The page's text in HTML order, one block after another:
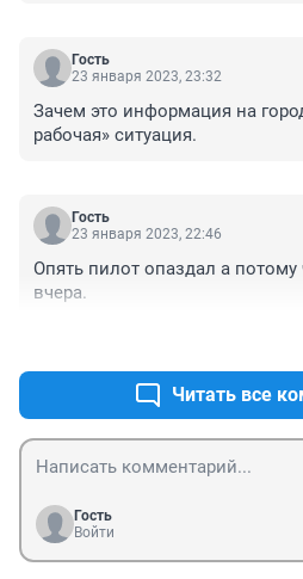
Гость
23 января 2023, 23:32
Зачем это информация на
рабочая» ситуация.
Гость
23 января 2023, 22:46
Опять пилот опаздал а
вчера.
Читать все
Гость
Войти